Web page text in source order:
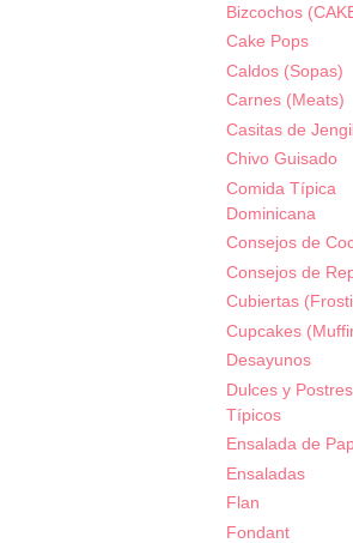
Bizcochos
Cake Pops
Caldos (Sopas)
Carnes (Meats)
Casitas de
Chivo Guisado
Comida Típica
Dominicana
Consejos de
Consejos de
Cubiertas
Cupcakes
Desayunos
Dulces y Postres
Típicos
Ensalada de
Ensaladas
Flan
Fondant